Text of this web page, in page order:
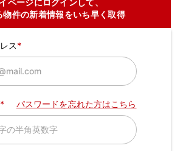
ページにログインして、
物件の新着情報をいち早く取得
ス
パスワードを忘れた方はこちら